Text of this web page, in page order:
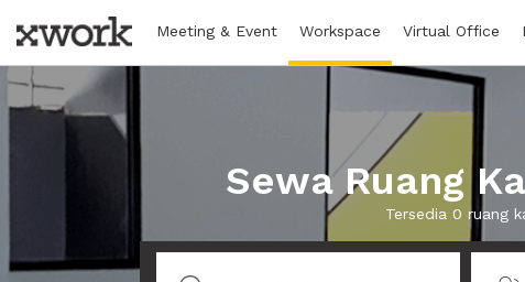
Meeting & Event Workspace Virtual Office
Sewa Ruang
Tersedia 0 ruang